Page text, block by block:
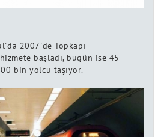
2007'de Topkapı-
başladı, bugün ise 45
bin yolcu taşıyor.